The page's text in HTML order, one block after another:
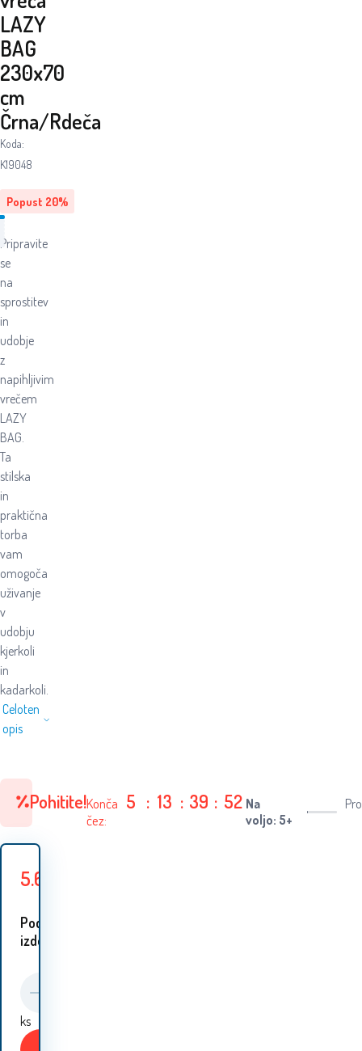
Popust 20%
LAZY
BAG
230x70
cm
Črna/Rdeča
Koda:
K19048
Pripravite
se
na
sprostitev
in
udobje
z
napihljivim
vrečem
LAZY
BAG.
Ta
stilska
in
praktična
torba
vam
omogoča
uživanje
v
udobju
kjerkoli
in
kadarkoli.
Celoten
opis
Pohitite!Konča
čez:
5 : 13 : 39 : 51 Na
voljo: 5+
5.60
Podobni
izdelki:
ks